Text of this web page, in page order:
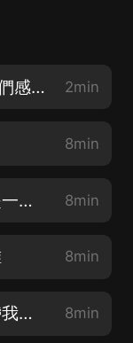
繁花枯萎，你還未歸 片花 寶子們感謝你們的收聽和關注，月票投起來 2min
8min
繁花枯萎，你還未歸 02 你不是一直都不相信他已經死了嗎？ 8min
8min
繁花枯萎，你還未歸 04 你要帶我到哪去？ 8min